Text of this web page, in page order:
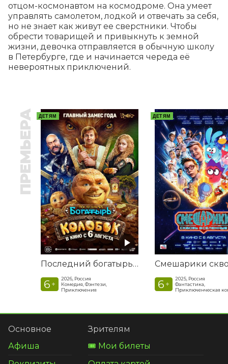
отцом-космонавтом на космодроме. Она умеет
управлять самолетом, лодкой и отвечать за себя,
но не знает как живут ее сверстники. Чтобы
обрести товарищей и привыкнуть к земной
жизни, девочка отправляется в обычную школу
в Петербурге, где и начинается череда её
невероятных приключений.
ПРЕМЬЕРА ДЕТЯМ
Последний богатырь. Колобок
6 +
2026, Россия
Комедия, Фэнтези,
Приключения
ДЕТЯМ
6 +
2025, Россия
Фантастика,
Приключенческая
Основное
Афиша
Зрителям
🎟️ Мои билеты